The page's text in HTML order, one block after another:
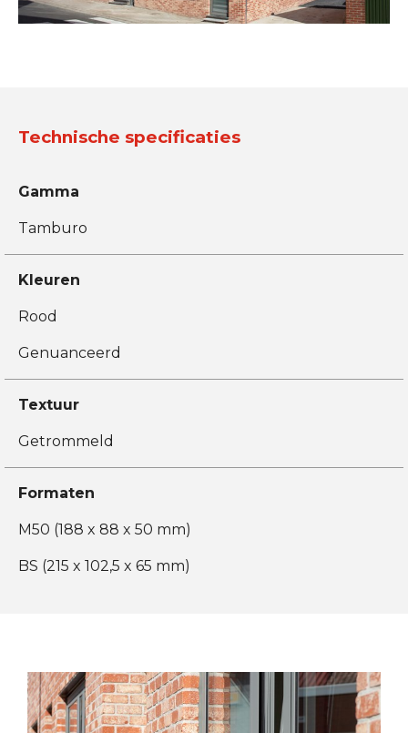
Technische specificaties
Gamma
Tamburo
Kleuren
Rood
Genuanceerd
Textuur
Getrommeld
Formaten
M50 (188 x 88 x 50 mm)
BS (215 x 102,5 x 65 mm)